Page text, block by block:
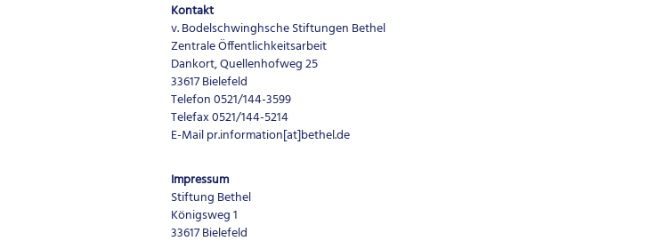
Kontakt
v. Bodelschwinghsche Stiftungen Bethel
Zentrale Öffentlichkeitsarbeit
Dankort, Quellenhofweg 25
33617 Bielefeld
Telefon 0521/144-3599
Telefax 0521/144-5214
E-Mail pr.information[at]bethel.de
Impressum
Stiftung Bethel
Königsweg 1
33617 Bielefeld